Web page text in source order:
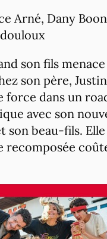
Arné, Dany
son fils
son père,
force dans un
avec son
son beau-fils.
recomposée